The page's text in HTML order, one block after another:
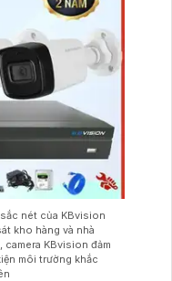
nét của KBvision
kho hàng và nhà
KBvision đảm
môi trường khắc